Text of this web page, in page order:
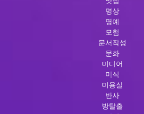
명상
명예
모험
문서작성
문화
미디어
미식
미용실
반사
방탈출